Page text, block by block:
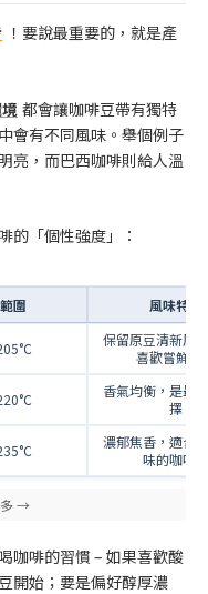
！要說最重要的，就是產
都會讓咖啡豆帶有獨特
會有不同風味。舉個例子
亮，而巴西咖啡則給人溫
的「個性強度」：
圍 風味特徵
保留原豆清新風
喜歡嘗鮮的
香氣均衡，是最
擇
濃郁焦香，適合
味的咖啡控
咖啡的習慣 – 如果喜歡酸
開始；要是偏好醇厚濃